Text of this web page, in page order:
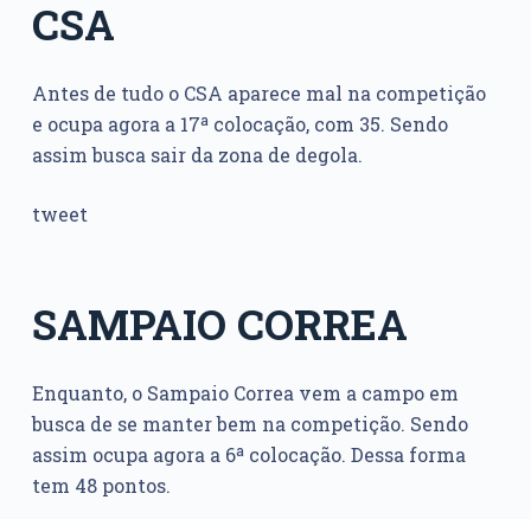
CSA
Antes de tudo o CSA aparece mal na competição
e ocupa agora a 17ª colocação, com 35. Sendo
assim busca sair da zona de degola.
tweet
SAMPAIO CORREA
Enquanto, o Sampaio Correa vem a campo em
busca de se manter bem na competição. Sendo
assim ocupa agora a 6ª colocação. Dessa forma
tem 48 pontos.